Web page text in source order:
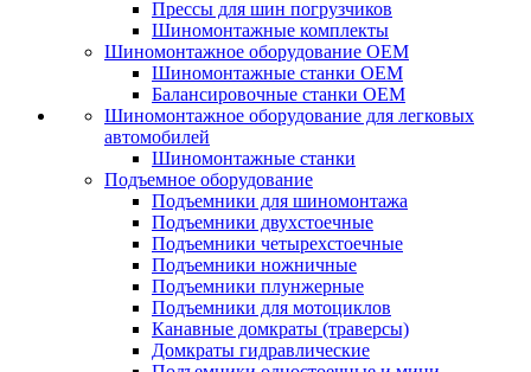
Прессы для шин погрузчиков
Шиномонтажные комплекты
Шиномонтажное оборудование ОЕМ
Шиномонтажные станки ОЕМ
Балансировочные станки ОЕМ
Шиномонтажное оборудование для легковых
автомобилей
Шиномонтажные станки
Подъемное оборудование
Подъемники для шиномонтажа
Подъемники двухстоечные
Подъемники четырехстоечные
Подъемники ножничные
Подъемники плунжерные
Подъемники для мотоциклов
Канавные домкраты (траверсы)
Домкраты гидравлические